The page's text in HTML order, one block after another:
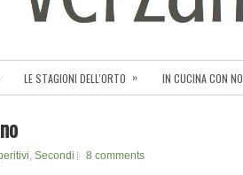
LE STAGIONI DELL'ORTO » IN CUCINA CON
, Secondi 8 comments